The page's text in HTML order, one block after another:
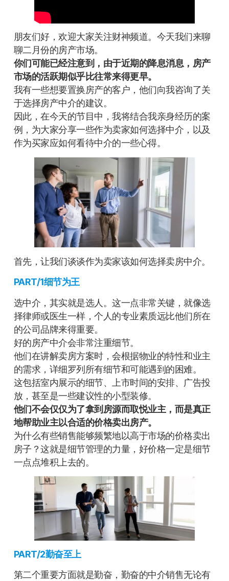
朋友们好，欢迎大家关注财神频道。今天我们来聊
聊二月份的房产市场。
你们可能已经注意到，由于近期的降息消息，房产
市场的活跃期似乎比往常来得更早。
我有一些想要置换房产的客户，他们向我咨询了关
于选择房产中介的建议。
因此，在今天的节目中，我将结合我亲身经历的案
例，为大家分享一些作为卖家如何选择中介，以及
作为买家应如何看待中介的一些心得。
首先，让我们谈谈作为卖家该如何选择卖房中介。
PART/1细节为王
选中介，其实就是选人。这一点非常关键，就像选
择律师或医生一样，个人的专业素质远比他们所在
的公司品牌来得重要。
好的房产中介会非常注重细节。
他们在讲解卖房方案时，会根据物业的特性和业主
的需求，详细罗列所有细节和可能遇到的困难。
这包括室内展示的细节、上市时间的安排、广告投
放，甚至是一些建议性的小型装修。
他们不会仅仅为了拿到房源而取悦业主，而是真正
地帮助业主以合适的价格卖出房产。
为什么有些销售能够频繁地以高于市场的价格卖出
房子？这就是细节管理的力量，好价格一定是细节
一点点堆积上去的。
PART/2勤奋至上
第二个重要方面就是勤奋，勤奋的中介销售无论有